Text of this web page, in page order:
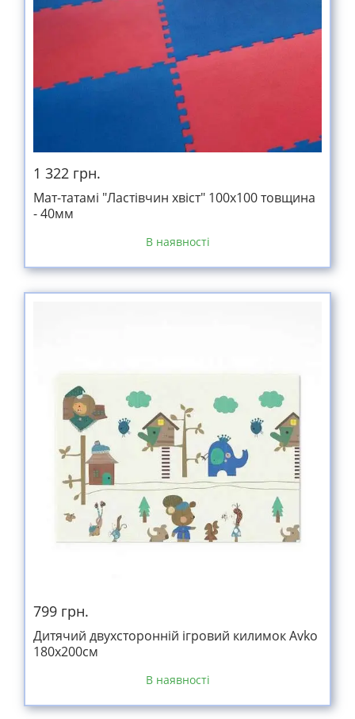
1 322 грн.
Мат-татамі "Ластівчин хвіст" 100х100 товщина
- 40мм
В наявності
799 грн.
Дитячий двухсторонній ігровий килимок Avko
180x200см
В наявності